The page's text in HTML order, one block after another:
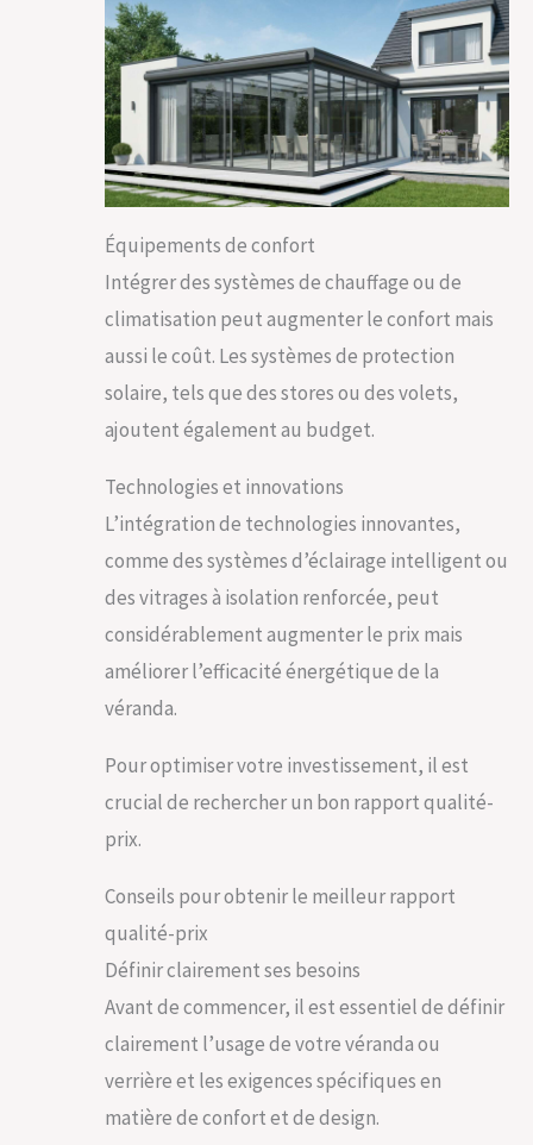
Équipements de confort
Intégrer des systèmes de chauffage ou de
climatisation peut augmenter le confort mais
aussi le coût. Les systèmes de protection
solaire, tels que des stores ou des volets,
ajoutent également au budget.
Technologies et innovations
L’intégration de technologies innovantes,
comme des systèmes d’éclairage intelligent ou
des vitrages à isolation renforcée, peut
considérablement augmenter le prix mais
améliorer l’efficacité énergétique de la
véranda.
Pour optimiser votre investissement, il est
crucial de rechercher un bon rapport qualité-
prix.
Conseils pour obtenir le meilleur rapport
qualité-prix
Définir clairement ses besoins
Avant de commencer, il est essentiel de définir
clairement l’usage de votre véranda ou
verrière et les exigences spécifiques en
matière de confort et de design.